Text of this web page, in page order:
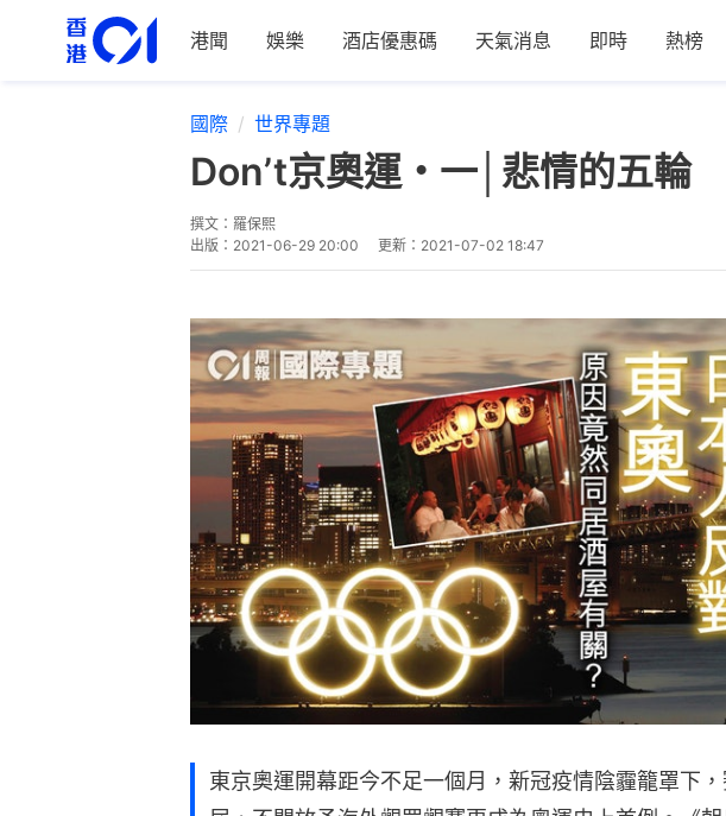
港聞 娛樂 酒店優惠碼 天氣消息 即時 熱榜
國際 世界專題
Don’t京奧運・一│悲情的五輪
撰文： 羅保熙
出版： 2021-06-29 20:00 更新： 2021-07-02 18:47
東京奧運開幕距今不足一個月，新冠疫情陰霾籠罩下